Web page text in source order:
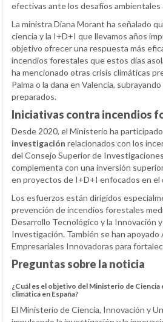
efectivas ante los desafíos
La ministra Diana Morant ha señalado
ciencia y la I+D+I que llevamos años
objetivo ofrecer una respuesta más
incendios forestales que estos días
ha mencionado otras crisis climáticas
Palma o la dana en Valencia,
preparados.
Iniciativas contra incendios
Desde 2020, el Ministerio ha
investigación relacionados con los
del Consejo Superior de
complementa con una inversión
en proyectos de I+D+I enfocados en el
Los esfuerzos están dirigidos
prevención de incendios forestales
Desarrollo Tecnológico y la Innovación
Investigación. También se han apoyado
Empresariales Innovadoras para
Preguntas sobre la noticia
¿Cuál es el objetivo del Ministerio de Ciencia
climática en España?
El Ministerio de Ciencia, Innovación y